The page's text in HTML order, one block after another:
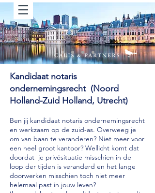
Kandidaat notaris
ondernemingsrecht (Noord
Holland-Zuid Holland, Utrecht)
Ben jij kandidaat notaris ondernemingsrecht
en werkzaam op de zuid-as. Overweeg je
om van baan te veranderen? Niet meer voor
een heel groot kantoor? Wellicht komt dat
doordat je privésituatie misschien in de
loop der tijden is veranderd en het lange
doorwerken misschien toch niet meer
helemaal past in jouw leven?